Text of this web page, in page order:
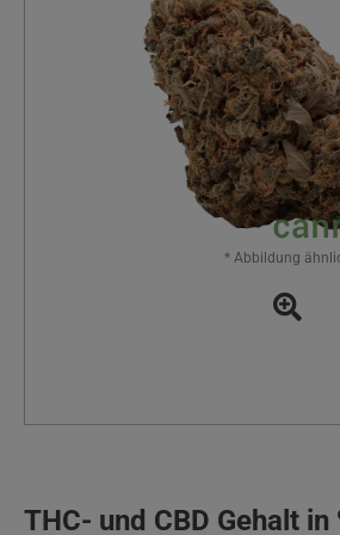
* Abbildung
THC- und CBD Gehalt in